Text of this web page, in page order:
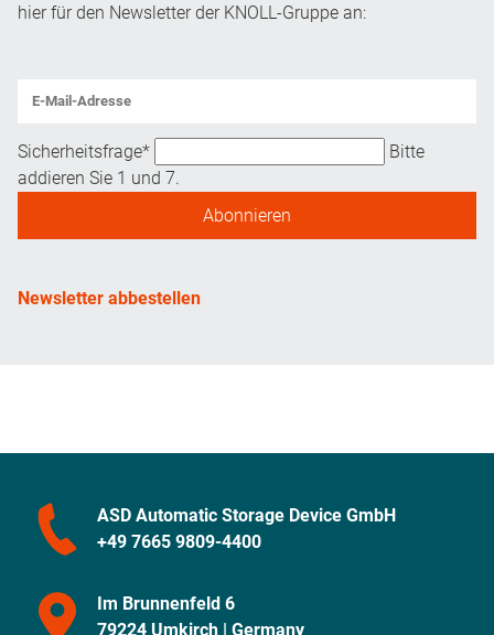
hier für den Newsletter der KNOLL-Gruppe an:
Adresse
Pflichtfeld
Sicherheitsfrage*
Bitte
addieren Sie 1 und 7.
Abonnieren
Newsletter abbestellen
ASD Automatic Storage Device GmbH
+49 7665 9809-4400
Im Brunnenfeld 6
79224 Umkirch | Germany